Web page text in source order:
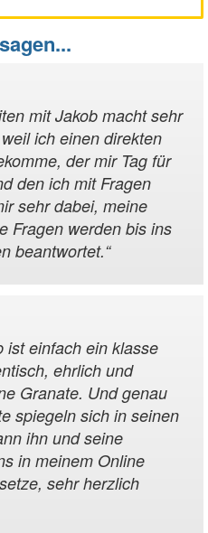
mit Jakob macht sehr
ich einen direkten
der mir Tag für
den ich mit Fragen
sehr dabei, meine
Fragen werden bis ins
beantwortet.“
ist einfach ein klasse
ehrlich und
Granate. Und genau
spiegeln sich in seinen
ihn und seine
in meinem Online
sehr herzlich